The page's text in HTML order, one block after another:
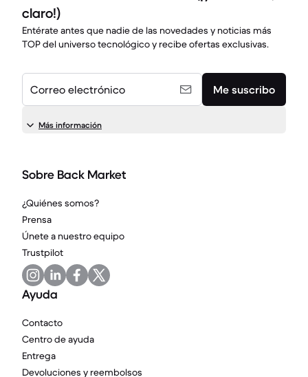
claro!)
Entérate antes que nadie de las novedades y noticias más
TOP del universo tecnológico y recibe ofertas exclusivas.
Correo electrónico Me suscribo
Más información
Sobre Back Market
¿Quiénes somos?
Prensa
Únete a nuestro equipo
Trustpilot
Ayuda
Contacto
Centro de ayuda
Entrega
Devoluciones y reembolsos